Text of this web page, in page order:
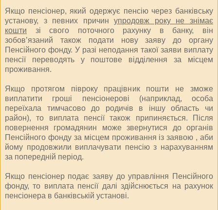
Якщо пенсіонер, який одержує пенсію через банківську
установу, з певних причинупродовж року не знімає
кошти зі свого поточного рахунку в банку, він
зобов’язаний також подати нову заяву до органу
Пенсійного фонду. У разі неподання такої заяви виплату
пенсії переводять у поштове відділення за місцем
проживання.
Якщо протягом півроку працівник пошти не зможе
виплатити гроші пенсіонерові (наприклад, особа
переїхала тимчасово до родичів в іншу область чи
район), то виплата пенсії також припиняється. Після
повернення громадянин може звернутися до органів
Пенсійного фонду за місцем проживання із заявою , аби
йому продовжили виплачувати пенсію з нарахуванням
за попередній період.
Якщо пенсіонер подає заяву до управління Пенсійного
фонду, то виплата пенсії далі здійснюється на рахунок
пенсіонера в банківській установі.